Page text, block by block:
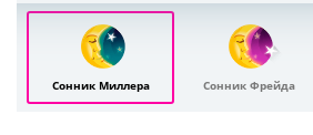
Сонник Миллера Сонник Фрейда